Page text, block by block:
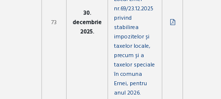
73
30.
decembrie
2025.
nr.69/23.12.2025
privind
stabilirea
impozitelor și
taxelor locale,
precum și a
taxelor speciale
în comuna
Ernei, pentru
anul 2026.